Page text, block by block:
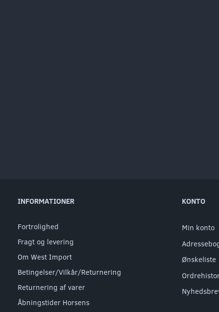
INFORMATIONER
Fortrolighed
Fragt og levering
Om West Import
Betingelser/Vilkår/Returnering
Returnering af varer
Åbningstider Horsens
KONTO
Min konto
Ønskeliste